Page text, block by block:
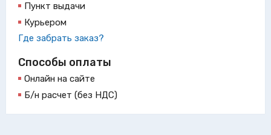
Пункт выдачи
Курьером
Где забрать заказ?
Способы оплаты
Онлайн на сайте
Б/н расчет (без НДС)